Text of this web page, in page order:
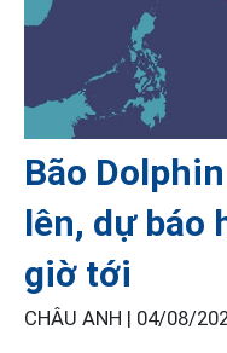
Bão
lên, dự báo
giờ tới
CHÂU ANH | 04/08/